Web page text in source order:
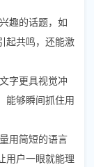
趣的话题，如
起共鸣，还能激
字更具视觉冲
能够瞬间抓住用
用简短的语言
用户一眼就能理